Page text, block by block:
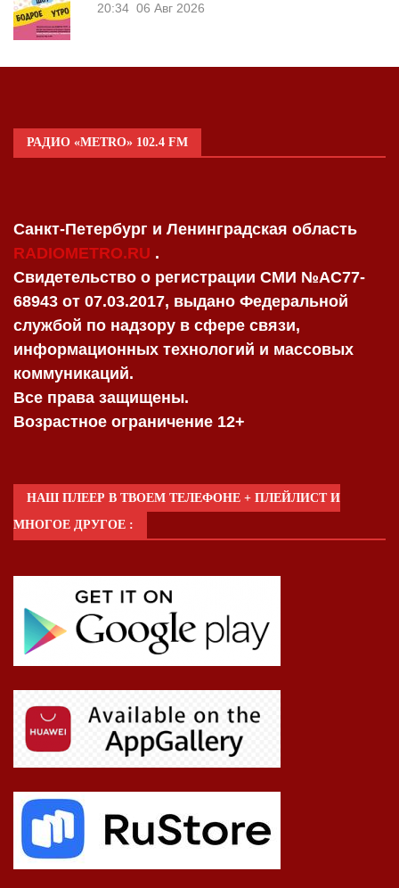
20:34 06 Авг 2026
РАДИО «METRO» 102.4 FM
Санкт-Петербург и Ленинградская область
RADIOMETRO.RU .
Свидетельство о регистрации СМИ №AC77-
68943 от 07.03.2017, выдано Федеральной
службой по надзору в сфере связи,
информационных технологий и массовых
коммуникаций.
Все права защищены.
Возрастное ограничение 12+
НАШ ПЛЕЕР В ТВОЕМ ТЕЛЕФОНЕ + ПЛЕЙЛИСТ И
МНОГОЕ ДРУГОЕ :